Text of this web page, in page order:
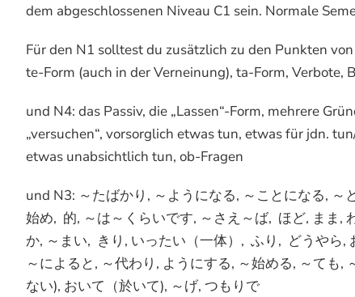
dem abgeschlossenen Niveau C1 sein. Normale
Für den N1 solltest du zusätzlich zu den Punkten
te-Form (auch in der Verneinung), ta-Form, Verbote,
und N4: das Passiv, die „Lassen“-Form, mehrere
„versuchen“, vorsorglich etwas tun, etwas für jdn.
etwas unabsichtlich tun, ob-Fragen
und N3: ～たばかり, ～ようになる, ～ことになる,
始め, 的, ～は～くらいです, ～さえ～ば, ほど, まま,
か, ～まい, きり, いったい（一体）, ふり, どうやら,
～によると, ～代わり, ようにする, ～始める, ～ても
ない), おいて（於いて), ～げ, つもりで